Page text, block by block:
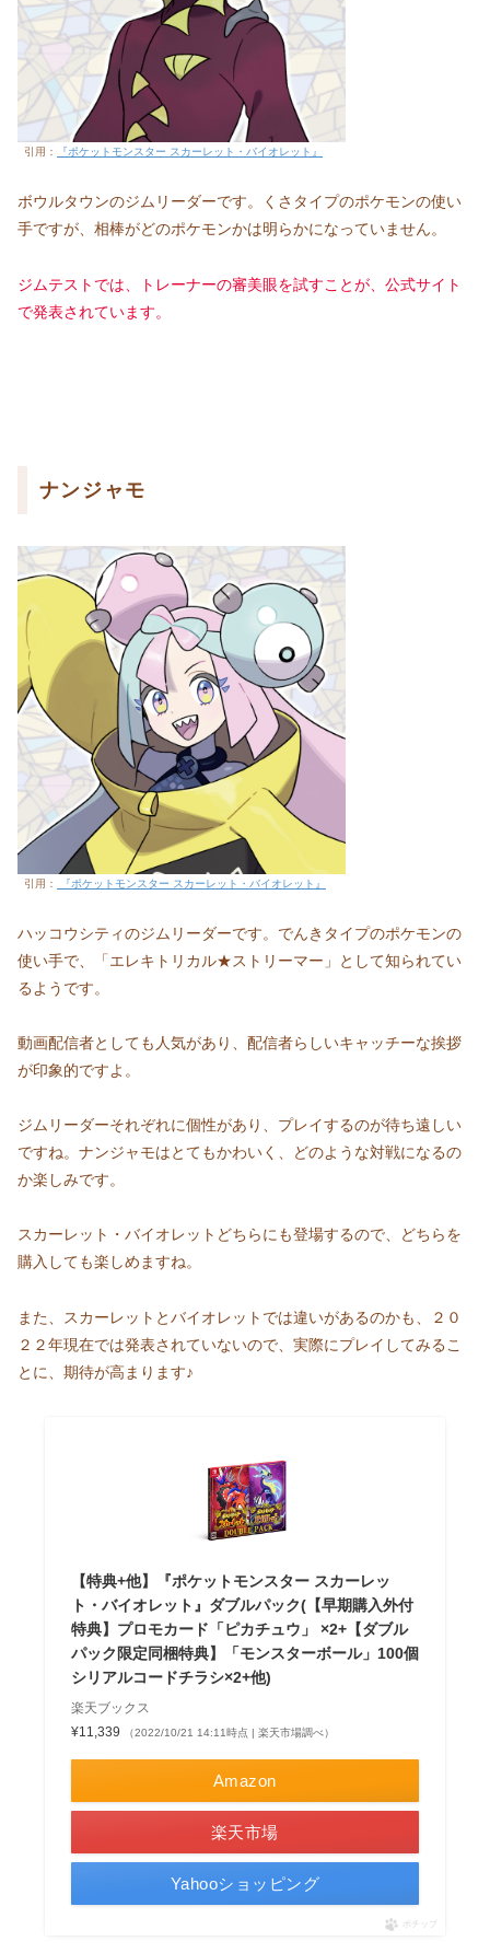
引用： 『ポケットモンスター スカーレット・バイオレット』
ボウルタウンのジムリーダーです。くさタイプのポケモンの使い
手ですが、相棒がどのポケモンかは明らかになっていません。
ジムテストでは、トレーナーの審美眼を試すことが、公式サイト
で発表されています。
ナンジャモ
引用： 『ポケットモンスター スカーレット・バイオレット』
ハッコウシティのジムリーダーです。でんきタイプのポケモンの
使い手で、「エレキトリカル★ストリーマー」として知られてい
るようです。
動画配信者としても人気があり、配信者らしいキャッチーな挨拶
が印象的ですよ。
ジムリーダーそれぞれに個性があり、プレイするのが待ち遠しい
ですね。ナンジャモはとてもかわいく、どのような対戦になるの
か楽しみです。
スカーレット・バイオレットどちらにも登場するので、どちらを
購入しても楽しめますね。
また、スカーレットとバイオレットでは違いがあるのかも、２０
２２年現在では発表されていないので、実際にプレイしてみるこ
とに、期待が高まります♪
【特典+他】『ポケットモンスター スカーレッ
ト・バイオレット』ダブルパック(【早期購入外付
特典】プロモカード「ピカチュウ」 ×2+【ダブル
パック限定同梱特典】「モンスターボール」100個
シリアルコードチラシ×2+他)
楽天ブックス
¥11,339
（2022/10/21 14:11時点 | 楽天市場調べ）
Amazon
楽天市場
Yahooショッピング
ポチップ